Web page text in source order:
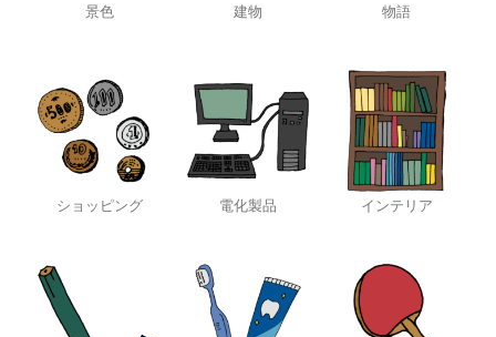
景色 建物 物語
ショッピング 電化製品 インテリア